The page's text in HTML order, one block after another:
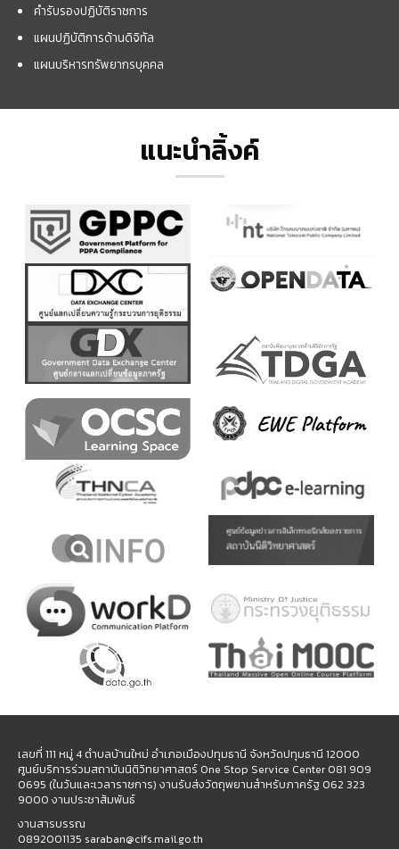
คำรับรองปฏิบัติราชการ
แผนปฏิบัติการด้านดิจิทัล
แผนบริหารทรัพยากรบุคคล
แนะนำลิ้งค์
เลขที่ 111 หมู่ 4 ตำบลบ้านใหม่ อำเภอเมืองปทุมธานี จังหวัดปทุมธานี 12000
ศูนย์บริการร่วมสถาบันนิติวิทยาศาสตร์ One Stop Service Center 081 909
0695 (ในวันและเวลาราชการ) งานรับส่งวัตถุพยานสำหรับภาครัฐ 062 323
9000 งานประชาสัมพันธ์
งานสารบรรณ
0892001135 saraban@cifs.mail.go.th